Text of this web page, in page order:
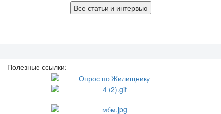
Все статьи и интервью
Полезные ссылки: